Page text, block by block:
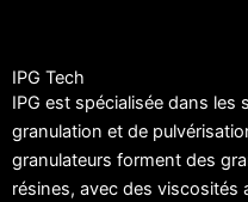
IPG Tech
IPG est spécialisée dans
granulation et de
granulateurs forment des
résines, avec des viscosités